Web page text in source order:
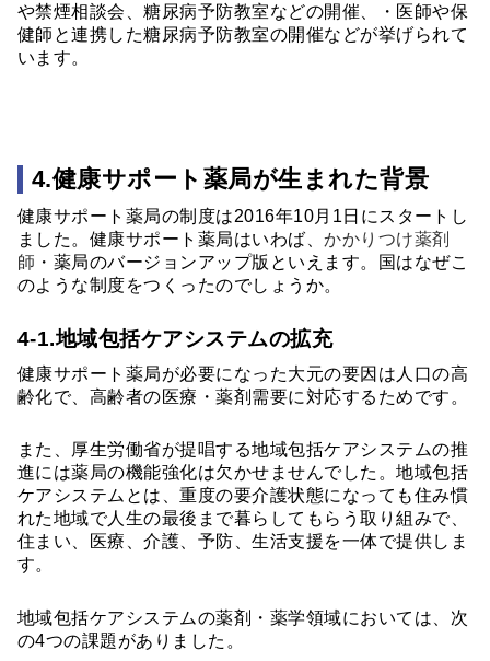
や禁煙相談会、糖尿病予防教室などの開催、・医師や保
健師と連携した糖尿病予防教室の開催などが挙げられて
います。
4.健康サポート薬局が生まれた背景
健康サポート薬局の制度は2016年10月1日にスタートし
ました。健康サポート薬局はいわば、かかりつけ薬剤
師 ・薬局のバージョンアップ版といえます。国はなぜこ
のような制度をつくったのでしょうか。
4-1.地域包括ケアシステムの拡充
健康サポート薬局が必要になった大元の要因は人口の高
齢化で、高齢者の医療・薬剤需要に対応するためです。
また、厚生労働省が提唱する地域包括ケアシステムの推
進には薬局の機能強化は欠かせませんでした。地域包括
ケアシステムとは、重度の要介護状態になっても住み慣
れた地域で人生の最後まで暮らしてもらう取り組みで、
住まい、医療、介護、予防、生活支援を一体で提供しま
す。
地域包括ケアシステムの薬剤・薬学領域においては、次
の4つの課題がありました。